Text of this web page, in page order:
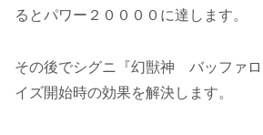
るとパワー２００００に達します。
その後でシグニ『幻獣神 バッファロ
イズ開始時の効果を解決します。